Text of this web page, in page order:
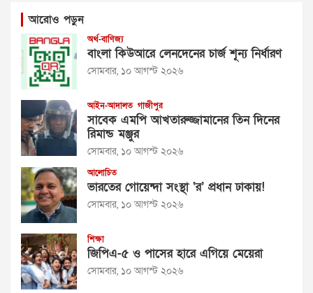
আরোও পড়ুন
অর্থ-বাণিজ্য
বাংলা কিউআরে লেনদেনের চার্জ শূন্য নির্ধারণ
সোমবার, ১০ আগস্ট ২০২৬
আইন-আদালত গাজীপুর
সাবেক এমপি আখতারুজ্জামানের তিন দিনের
রিমান্ড মঞ্জুর
সোমবার, ১০ আগস্ট ২০২৬
আলোচিত
ভারতের গোয়েন্দা সংস্থা ‘র’ প্রধান ঢাকায়!
সোমবার, ১০ আগস্ট ২০২৬
শিক্ষা
জিপিএ-৫ ও পাসের হারে এগিয়ে মেয়েরা
সোমবার, ১০ আগস্ট ২০২৬